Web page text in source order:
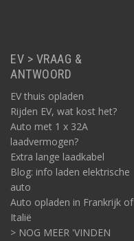
EV > VRAAG &
ANTWOORD
EV thuis opladen
Rijden EV, wat kost het?
Auto met 1 x 32A
laadvermogen?
Extra lange laadkabel
Blog: info laden elektrische
auto
Auto opladen in Frankrijk of
Italië
> NOG MEER 'VINDEN